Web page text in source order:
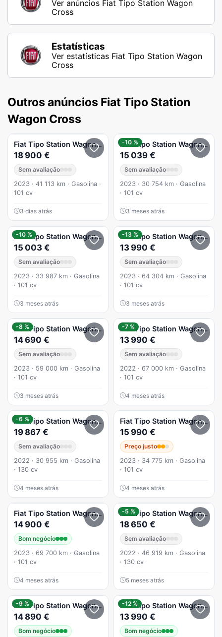
Ver anúncios Fiat Tipo Station Wagon
Cross
Estatísticas
Ver estatísticas Fiat Tipo Station Wagon
Cross
Outros anúncios Fiat Tipo Station
Wagon Cross
Fiat Tipo Station Wagon Cross 1.0 GSE T3 Cross
18 900 €
Sem avaliação
2023 · 41 113 km · Gasolina ·
101 cv
3 dias atrás
-10 %
Fiat Tipo Station Wagon Cross
15 039 €
Sem avaliação
2023 · 30 754 km · Gasolina
· 101 cv
3 meses atrás
-10 %
Fiat Tipo Station Wagon Cross 1.0 GSE T3 Cross
15 003 €
Sem avaliação
2023 · 33 987 km · Gasolina
· 101 cv
3 meses atrás
-13 %
Fiat Tipo Station Wagon Cross
13 990 €
Sem avaliação
2023 · 64 304 km · Gasolina
· 101 cv
3 meses atrás
-8 %
Fiat Tipo Station Wagon Cross 1.0 GSE T3 Cross
14 690 €
Sem avaliação
2023 · 59 000 km · Gasolina
· 101 cv
3 meses atrás
-7 %
Fiat Tipo Station Wagon Cross
13 990 €
Sem avaliação
2022 · 67 000 km · Gasolina
· 101 cv
4 meses atrás
-6 %
Fiat Tipo Station Wagon Cross 1.5 GSE T4 Cross DCT
19 867 €
Sem avaliação
2022 · 30 955 km · Gasolina
· 130 cv
4 meses atrás
Fiat Tipo Station Wagon Cross
15 990 €
Preço justo
2023 · 34 775 km · Gasolina
· 101 cv
4 meses atrás
Fiat Tipo Station Wagon Cross 1.0 GSE T3 Cross
14 900 €
Bom negócio
2023 · 69 700 km · Gasolina
· 101 cv
4 meses atrás
-5 %
Fiat Tipo Station Wagon Cross
18 650 €
Sem avaliação
2022 · 46 919 km · Gasolina
· 130 cv
5 meses atrás
-9 %
Fiat Tipo Station Wagon Cross 1.0 GSE T3 Cross
14 890 €
Bom negócio
-12 %
Fiat Tipo Station Wagon Cross
13 990 €
Bom negócio